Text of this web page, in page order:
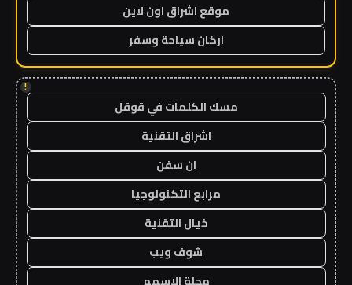
موقع اشراق اون لاين
اركان سياحة وسفر
!
مسك الكلمات في قوقل
اشراق التقنية
ان سفن
مرابع التكنولوجيا
خيال التقنية
شوف ويب
مجلة الاسهم